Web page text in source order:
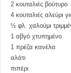
2 κουταλιές βούτυρο
4 κουταλιές αλεύρι
½ φλ. χαλούμι
1 αβγό χτυπημένο
1 πρέζα κανέλα
αλάτι
πιπέρι